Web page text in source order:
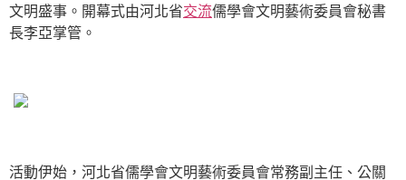
文明盛事。開幕式由河北省交流儒學會文明藝術委員會秘書
長李亞掌管。
活動伊始，河北省儒學會文明藝術委員會常務副主任、公關